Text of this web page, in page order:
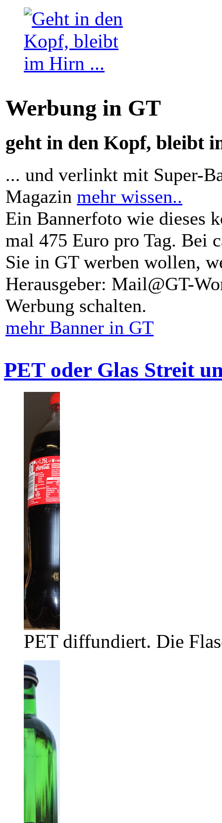
Werbung in GT
geht in den Kopf, bleibt
... und verlinkt mit Super-
Magazin mehr wissen..
Ein Bannerfoto wie dieses
mal 475 Euro pro Tag. Bei
Sie in GT werben wollen,
Herausgeber: Mail@GT-
Werbung schalten.
mehr Banner in GT
PET oder Glas Streit
PET diffundiert. Die